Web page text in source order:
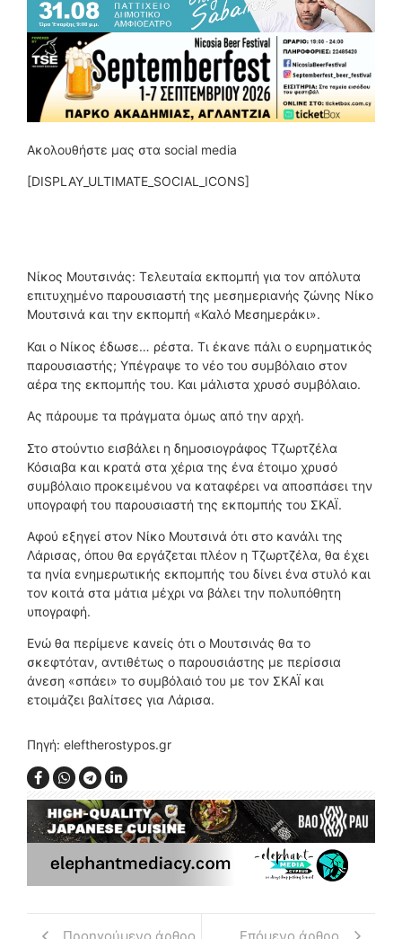
Ακολουθήστε μας στα social media
[DISPLAY_ULTIMATE_SOCIAL_ICONS]
Νίκος Μουτσινάς: Τελευταία εκπομπή για τον απόλυτα
επιτυχημένο παρουσιαστή της μεσημεριανής ζώνης Νίκο
Μουτσινά και την εκπομπή «Καλό Μεσημεράκι».
Και ο Νίκος έδωσε… ρέστα. Τι έκανε πάλι ο ευρηματικός
παρουσιαστής; Υπέγραψε το νέο του συμβόλαιο στον
αέρα της εκπομπής του. Και μάλιστα χρυσό συμβόλαιο.
Ας πάρουμε τα πράγματα όμως από την αρχή.
Στο στούντιο εισβάλει η δημοσιογράφος Τζωρτζέλα
Κόσιαβα και κρατά στα χέρια της ένα έτοιμο χρυσό
συμβόλαιο προκειμένου να καταφέρει να αποσπάσει την
υπογραφή του παρουσιαστή της εκπομπής του ΣΚΑΪ.
Αφού εξηγεί στον Νίκο Μουτσινά ότι στο κανάλι της
Λάρισας, όπου θα εργάζεται πλέον η Τζωρτζέλα, θα έχει
τα ηνία ενημερωτικής εκπομπής του δίνει ένα στυλό και
τον κοιτά στα μάτια μέχρι να βάλει την πολυπόθητη
υπογραφή.
Ενώ θα περίμενε κανείς ότι ο Μουτσινάς θα το
σκεφτόταν, αντιθέτως ο παρουσιάστης με περίσσια
άνεση «σπάει» το συμβόλαιό του με τον ΣΚΑΪ και
ετοιμάζει βαλίτσες για Λάρισα.
Πηγή: eleftherostypos.gr